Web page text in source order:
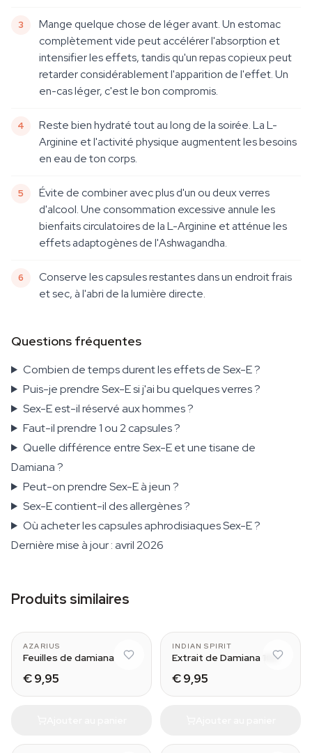
Mange quelque chose de léger avant. Un estomac
complètement vide peut accélérer l'absorption et
intensifier les effets, tandis qu'un repas copieux peut
retarder considérablement l'apparition de l'effet. Un
en-cas léger, c'est le bon compromis.
Reste bien hydraté tout au long de la soirée. La L-
Arginine et l'activité physique augmentent les besoins
en eau de ton corps.
Évite de combiner avec plus d'un ou deux verres
d'alcool. Une consommation excessive annule les
bienfaits circulatoires de la L-Arginine et atténue les
effets adaptogènes de l'Ashwagandha.
Conserve les capsules restantes dans un endroit frais
et sec, à l'abri de la lumière directe.
Questions fréquentes
Combien de temps durent les effets de Sex-E ?
Puis-je prendre Sex-E si j'ai bu quelques verres ?
Sex-E est-il réservé aux hommes ?
Faut-il prendre 1 ou 2 capsules ?
Quelle différence entre Sex-E et une tisane de
Damiana ?
Peut-on prendre Sex-E à jeun ?
Sex-E contient-il des allergènes ?
Où acheter les capsules aphrodisiaques Sex-E ?
Dernière mise à jour : avril 2026
Produits similaires
AZARIUS
Feuilles de damiana
€ 9,95
INDIAN SPIRIT
Extrait de Damiana 10x
€ 9,95